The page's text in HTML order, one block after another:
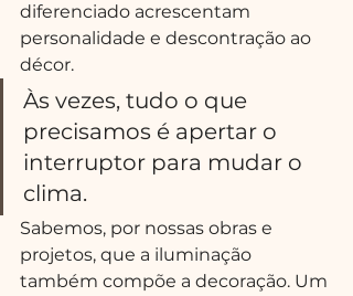
diferenciado acrescentam
personalidade e descontração ao
décor.
Às vezes, tudo o que
precisamos é apertar o
interruptor para mudar o
clima.
Sabemos, por nossas obras e
projetos, que a iluminação
também compõe a decoração. Um